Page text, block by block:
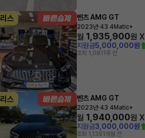
리스 벤츠 AMG GT
2023년·43 4Matic+
월 1,935,900원 X
지원금5,000,000원
조회 1,081 1주 전
리스 벤츠 AMG GT
2023년·43 4Matic+
월 1,940,000원 X
지원금3,000,000원
조회 1,1391개월 전